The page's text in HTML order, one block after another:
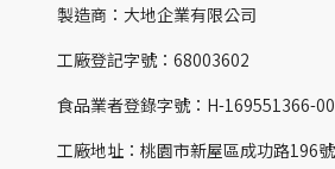
製造商：大地企業有限公司
工廠登記字號：68003602
食品業者登錄字號：H-169551366-
工廠地址：桃園市新屋區成功路196號